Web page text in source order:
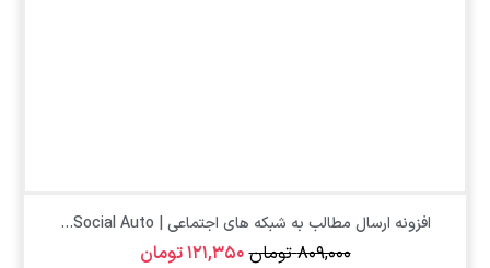
افزونه ارسال مطالب به شبکه های اجتماعی | Social Auto...
۸۰۹,۰۰۰ تومان۱۲۱,۳۵۰تومان